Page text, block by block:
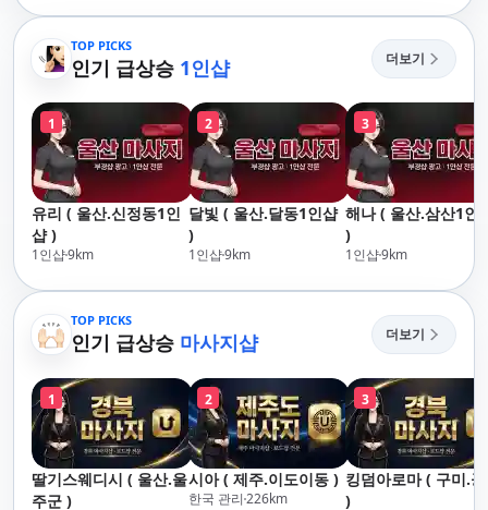
지,민락,수영,동래,남
산,구서,연산,서면,재
송,센텀,송도,자갈치,하
동,마린시티,송정,기장,
정관,일광,망미,토곡,시
청,양정,초량,사직,온
천,미남,만덕,괴정,학
장,금사,서동,반여,반
송,명륜,남천,대연,문
현,부전,개금,가야,주
례,괘법,학장,강서,신
마사지 홈케어 홈타이
산,구서,연산,서면,재
단,다대포,범일,범천,우
동,마린시티,송정,기장,
정관,일광,망미,토곡,시
청,양정,초량,사직,온
천,미남,만덕,괴정,학
장,금사,서동,반여,반
송,명륜,남천,대연,문
현,부전,개금,가야,주
례,괘법,학장,강서,신
호,서구,암남
TOP PICKS
인기 급상승 1인샵 더보기
1
유리 ( 울산.신정동1인
샵 )
1인샵9km
2
달빛 ( 울산.달동1인샵
)
1인샵9km
3
해나 ( 울산.삼산1인
)
1인샵9km
TOP PICKS
인기 급상승 마사지샵 더보기
1
딸기스웨디시 ( 울산.울
주군 )
2
시아 ( 제주.이도이동 )
한국 관리 226km
3
킹덤아로마 ( 구미.
)